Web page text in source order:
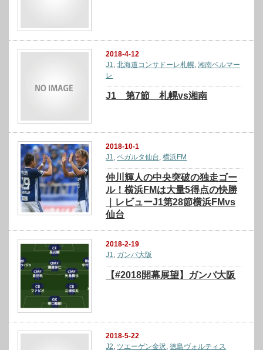
2018-4-12
J1,北海道コンサドーレ札幌,湘南ベルマー
レ
J1 第7節 札幌vs湘南
2018-10-1
J1
,ベガルタ仙台 ,横浜FM
仲川輝人の中央突破の独走ゴー
ル！横浜FMは大量5得点の快勝
｜レビューJ1第28節横浜FMvs
仙台
2018-2-19
J1
ガンバ大阪
【#2018開幕展望】ガンバ大阪
2018-5-22
J2, ツエーゲン金沢,徳島ヴォルティス